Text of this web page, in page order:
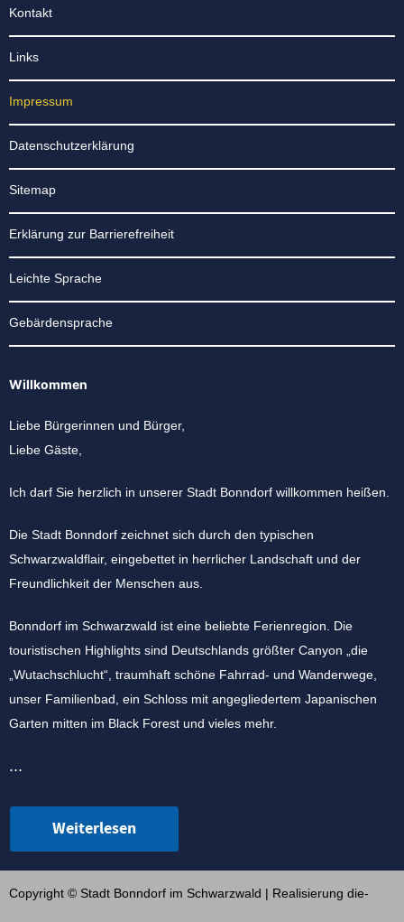
Kontakt
Links
Impressum
Datenschutzerklärung
Sitemap
Erklärung zur Barrierefreiheit
Leichte Sprache
Gebärdensprache
Willkommen
Liebe Bürgerinnen und Bürger,
Liebe Gäste,
Ich darf Sie herzlich in unserer Stadt Bonndorf willkommen heißen.
Die Stadt Bonndorf zeichnet sich durch den typischen
Schwarzwaldflair, eingebettet in herrlicher Landschaft und der
Freundlichkeit der Menschen aus.
Bonndorf im Schwarzwald ist eine beliebte Ferienregion. Die
touristischen Highlights sind Deutschlands größter Canyon „die
„Wutachschlucht“, traumhaft schöne Fahrrad- und Wanderwege,
unser Familienbad, ein Schloss mit angegliedertem Japanischen
Garten mitten im Black Forest und vieles mehr.
...
Weiterlesen
Copyright © Stadt Bonndorf im Schwarzwald | Realisierung die-